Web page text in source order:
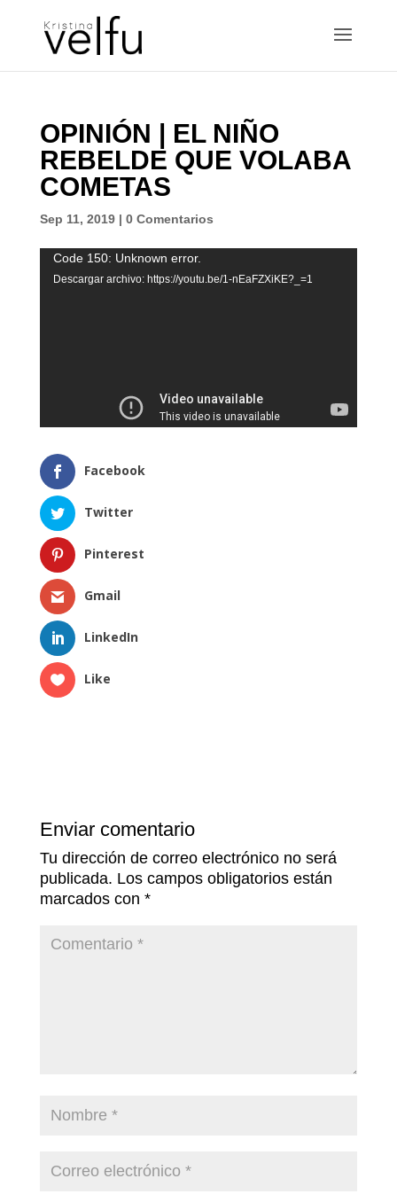
OPINIÓN | EL NIÑO
REBELDE QUE VOLABA
COMETAS
Sep 11, 2019| 0 Comentarios
Reproductor
de
Code 150: Unknown error.
Descargar archivo: https://youtu.be/1-nEaFZXiKE?_=1
Facebook
Twitter
Pinterest
Gmail
LinkedIn
Like
Enviar comentario
Tu dirección de correo electrónico no será
publicada. Los campos obligatorios están
marcados con *